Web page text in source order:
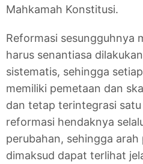
Mahkamah Konstitusi.
Reformasi sesungguhnya
harus senantiasa
sistematis, sehingga
memiliki pemetaan dan
dan tetap terintegrasi satu
reformasi hendaknya
perubahan, sehingga
dimaksud dapat terlihat